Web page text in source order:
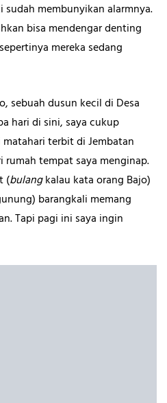
sudah membunyikan alarmnya.
bisa mendengar denting
mereka sedang
sebuah dusun kecil di Desa
hari di sini, saya cukup
terbit di Jembatan
rumah tempat saya menginap.
(bulangkalau kata orang Bajo)
barangkali memang
Tapi pagi ini saya ingin